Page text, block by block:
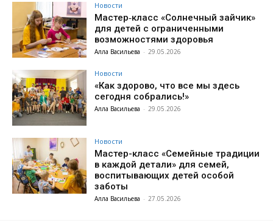
Новости
Мастер‑класс «Солнечный зайчик»
для детей с ограниченными
возможностями здоровья
Алла Васильева - 29.05.2026
Новости
«Как здорово, что все мы здесь
сегодня собрались!»
Алла Васильева - 29.05.2026
Новости
Мастер-класс «Семейные традиции
в каждой детали» для семей,
воспитывающих детей особой
заботы
Алла Васильева - 27.05.2026